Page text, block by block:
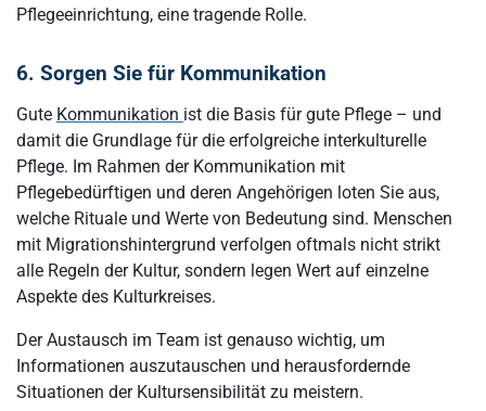
Pflegeeinrichtung, eine tragende Rolle.
6. Sorgen Sie für Kommunikation
Gute Kommunikation ist die Basis für gute Pflege – und
damit die Grundlage für die erfolgreiche interkulturelle
Pflege. Im Rahmen der Kommunikation mit
Pflegebedürftigen und deren Angehörigen loten Sie aus,
welche Rituale und Werte von Bedeutung sind. Menschen
mit Migrationshintergrund verfolgen oftmals nicht strikt
alle Regeln der Kultur, sondern legen Wert auf einzelne
Aspekte des Kulturkreises.
Der Austausch im Team ist genauso wichtig, um
Informationen auszutauschen und herausfordernde
Situationen der Kultursensibilität zu meistern.